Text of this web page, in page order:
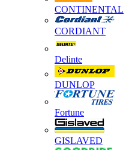
CONTINENTAL
CORDIANT
Delinte
DUNLOP
Fortune
GISLAVED